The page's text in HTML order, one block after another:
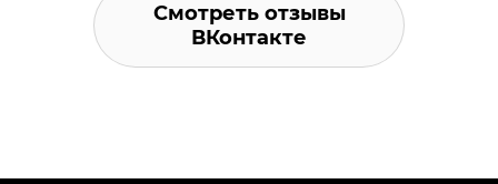
Смотреть отзывы
ВКонтакте